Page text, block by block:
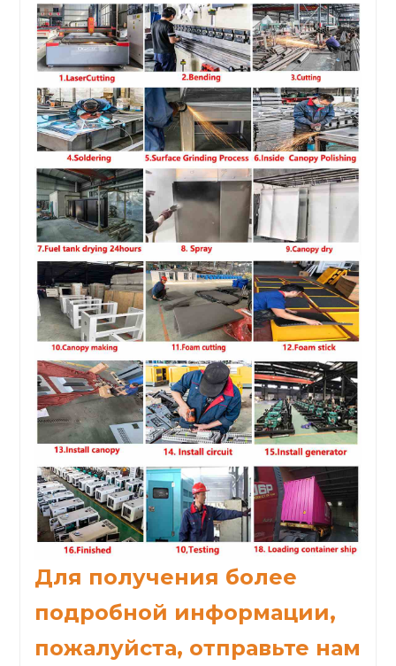
Для получения более
подробной информации,
пожалуйста, отправьте нам